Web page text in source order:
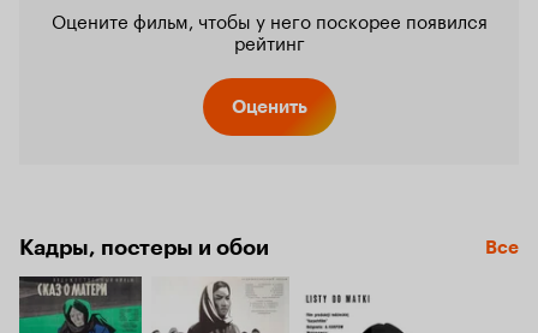
Оцените фильм, чтобы у него поскорее появился
рейтинг
Оценить
Кадры, постеры и обои Все